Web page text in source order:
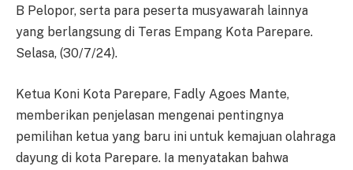
B Pelopor, serta para peserta musyawarah lainnya
yang berlangsung di Teras Empang Kota Parepare.
Selasa, (30/7/24).
Ketua Koni Kota Parepare, Fadly Agoes Mante,
memberikan penjelasan mengenai pentingnya
pemilihan ketua yang baru ini untuk kemajuan olahraga
dayung di kota Parepare. Ia menyatakan bahwa